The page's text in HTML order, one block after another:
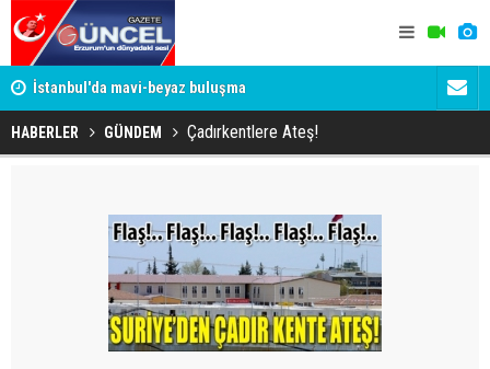
İstanbul'da mavi-beyaz buluşma
HABERLER GÜNDEM Çadırkentlere Ateş!